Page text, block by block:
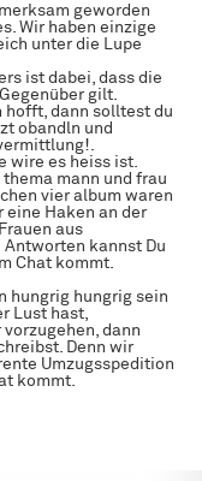
geworden
Wir haben einzige
unter die Lupe
ist dabei, dass die
gilt.
hofft, dann solltest du
obandln und
wire es heiss ist.
mann und frau
vier album waren
eine Haken an der
aus
Antworten kannst Du
Chat kommt.
hungrig hungrig sein
Lust hast,
dann
Denn wir
Umzugsspedition
kommt.